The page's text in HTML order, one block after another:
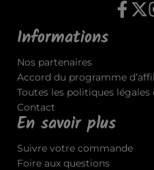
Informations
Nos partenaires
Accord du programme
Toutes les politiques
Contact
En savoir plus
Suivre votre commande
Foire aux questions